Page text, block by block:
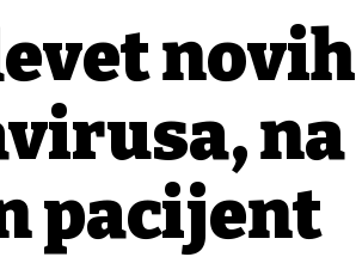
novih
na
pacijent